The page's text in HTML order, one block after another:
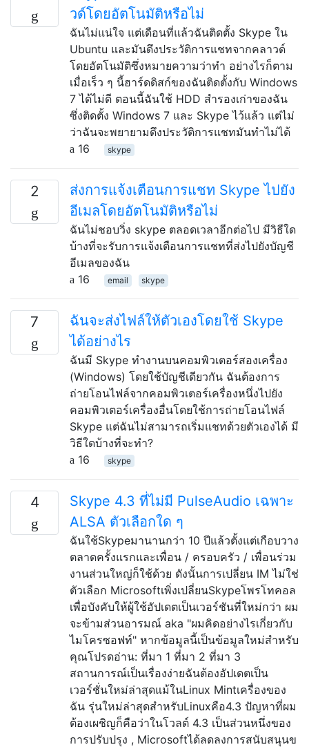
วด์โดยอัตโนมัติหรือไม่
ฉันไม่แน่ใจ แต่เดือนที่แล้วฉันติดตั้ง Skype ใน
Ubuntu และมันดึงประวัติการแชทจากคลาวด์
โดยอัตโนมัติซึ่งหมายความว่าทำ อย่างไรก็ตาม
เมื่อเร็ว ๆ นี้ฮาร์ดดิสก์ของฉันติดตั้งกับ Windows
7 ได้ไม่ดี ตอนนี้ฉันใช้ HDD สำรองเก่าของฉัน
ซึ่งติดตั้ง Windows 7 และ Skype ไว้แล้ว แต่ไม่
ว่าฉันจะพยายามดึงประวัติการแชทมันทำไม่ได้
16
skype
2
ส่งการแจ้งเตือนการแชท Skype ไปยัง
อีเมลโดยอัตโนมัติหรือไม่
ฉันไม่ชอบวิ่ง skype ตลอดเวลาอีกต่อไป มีวิธีใด
บ้างที่จะรับการแจ้งเตือนการแชทที่ส่งไปยังบัญชี
อีเมลของฉัน
16
email skype
7
ฉันจะส่งไฟล์ให้ตัวเองโดยใช้ Skype
ได้อย่างไร
ฉันมี Skype ทำงานบนคอมพิวเตอร์สองเครื่อง
(Windows) โดยใช้บัญชีเดียวกัน ฉันต้องการ
ถ่ายโอนไฟล์จากคอมพิวเตอร์เครื่องหนึ่งไปยัง
คอมพิวเตอร์เครื่องอื่นโดยใช้การถ่ายโอนไฟล์
Skype แต่ฉันไม่สามารถเริ่มแชทด้วยตัวเองได้ มี
วิธีใดบ้างที่จะทำ?
16
skype
4
Skype 4.3 ที่ไม่มี PulseAudio เฉพาะ
ALSA ตัวเลือกใด ๆ
ฉันใช้Skypeมานานกว่า 10 ปีแล้วตั้งแต่เกือบวาง
ตลาดครั้งแรกและเพื่อน / ครอบครัว / เพื่อนร่วม
งานส่วนใหญ่ก็ใช้ด้วย ดังนั้นการเปลี่ยน IM ไม่ใช่
ตัวเลือก Microsoftเพิ่งเปลี่ยนSkypeโพรโทคอล
เพื่อบังคับให้ผู้ใช้อัปเดตเป็นเวอร์ชันที่ใหม่กว่า ผม
จะข้ามส่วนอารมณ์ aka "ผมคิดอย่างไรเกี่ยวกับ
ไมโครซอฟท์" หากข้อมูลนี้เป็นข้อมูลใหม่สำหรับ
คุณโปรดอ่าน: ที่มา 1 ที่มา 2 ที่มา 3
สถานการณ์เป็นเรื่องง่ายฉันต้องอัปเดตเป็น
เวอร์ชั่นใหม่ล่าสุดแม้ในLinux Mintเครื่องของ
ฉัน รุ่นใหม่ล่าสุดสำหรับLinuxคือ4.3 ปัญหาที่ผม
ต้องเผชิญก็คือว่าในโวลต์ 4.3 เป็นส่วนหนึ่งของ
การปรับปรุง , Microsoftได้ลดลงการสนับสนุนข